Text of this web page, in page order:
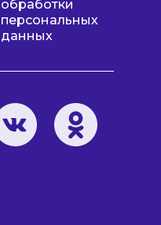
обработки
персональных
данных